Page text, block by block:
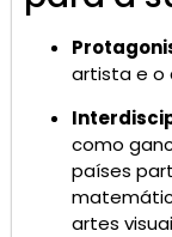
artista e o
como
países
artes